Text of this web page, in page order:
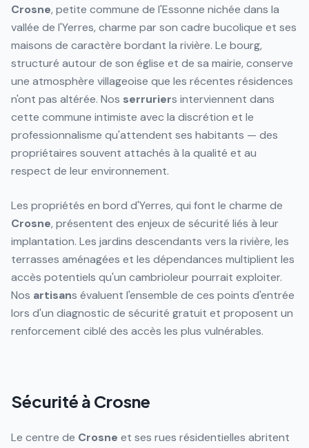
Crosne, petite commune de l'Essonne nichée dans la
vallée de l'Yerres, charme par son cadre bucolique et ses
maisons de caractère bordant la rivière. Le bourg,
structuré autour de son église et de sa mairie, conserve
une atmosphère villageoise que les récentes résidences
n'ont pas altérée. Nos serruriers interviennent dans
cette commune intimiste avec la discrétion et le
professionnalisme qu'attendent ses habitants — des
propriétaires souvent attachés à la qualité et au
respect de leur environnement.
Les propriétés en bord d'Yerres, qui font le charme de
Crosne, présentent des enjeux de sécurité liés à leur
implantation. Les jardins descendants vers la rivière, les
terrasses aménagées et les dépendances multiplient les
accès potentiels qu'un cambrioleur pourrait exploiter.
Nos artisans évaluent l'ensemble de ces points d'entrée
lors d'un diagnostic de sécurité gratuit et proposent un
renforcement ciblé des accès les plus vulnérables.
Sécurité à Crosne
Le centre de Crosne et ses rues résidentielles abritent